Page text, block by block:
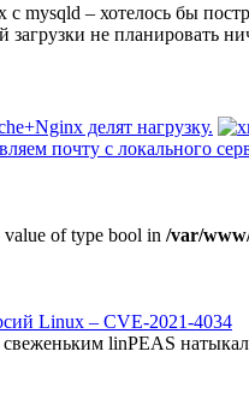
mysqld – хотелось бы
не планировать
делят нагрузку.
почту с локального
value of type bool in /var/
Linux – CVE-2021-4034
linPEAS